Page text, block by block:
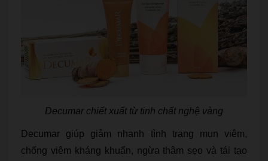
Decumar chiết xuất từ tinh chất nghệ vàng
Decumar giúp giảm nhanh tình trạng mụn viêm,
chống viêm kháng khuẩn, ngừa thâm sẹo và tái tạo